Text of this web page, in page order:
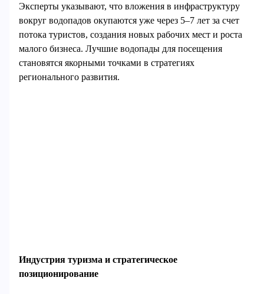
Эксперты указывают, что вложения в инфраструктуру
вокруг водопадов окупаются уже через 5–7 лет за счет
потока туристов, создания новых рабочих мест и роста
малого бизнеса. Лучшие водопады для посещения
становятся якорными точками в стратегиях
регионального развития.
Индустрия туризма и стратегическое
позиционирование